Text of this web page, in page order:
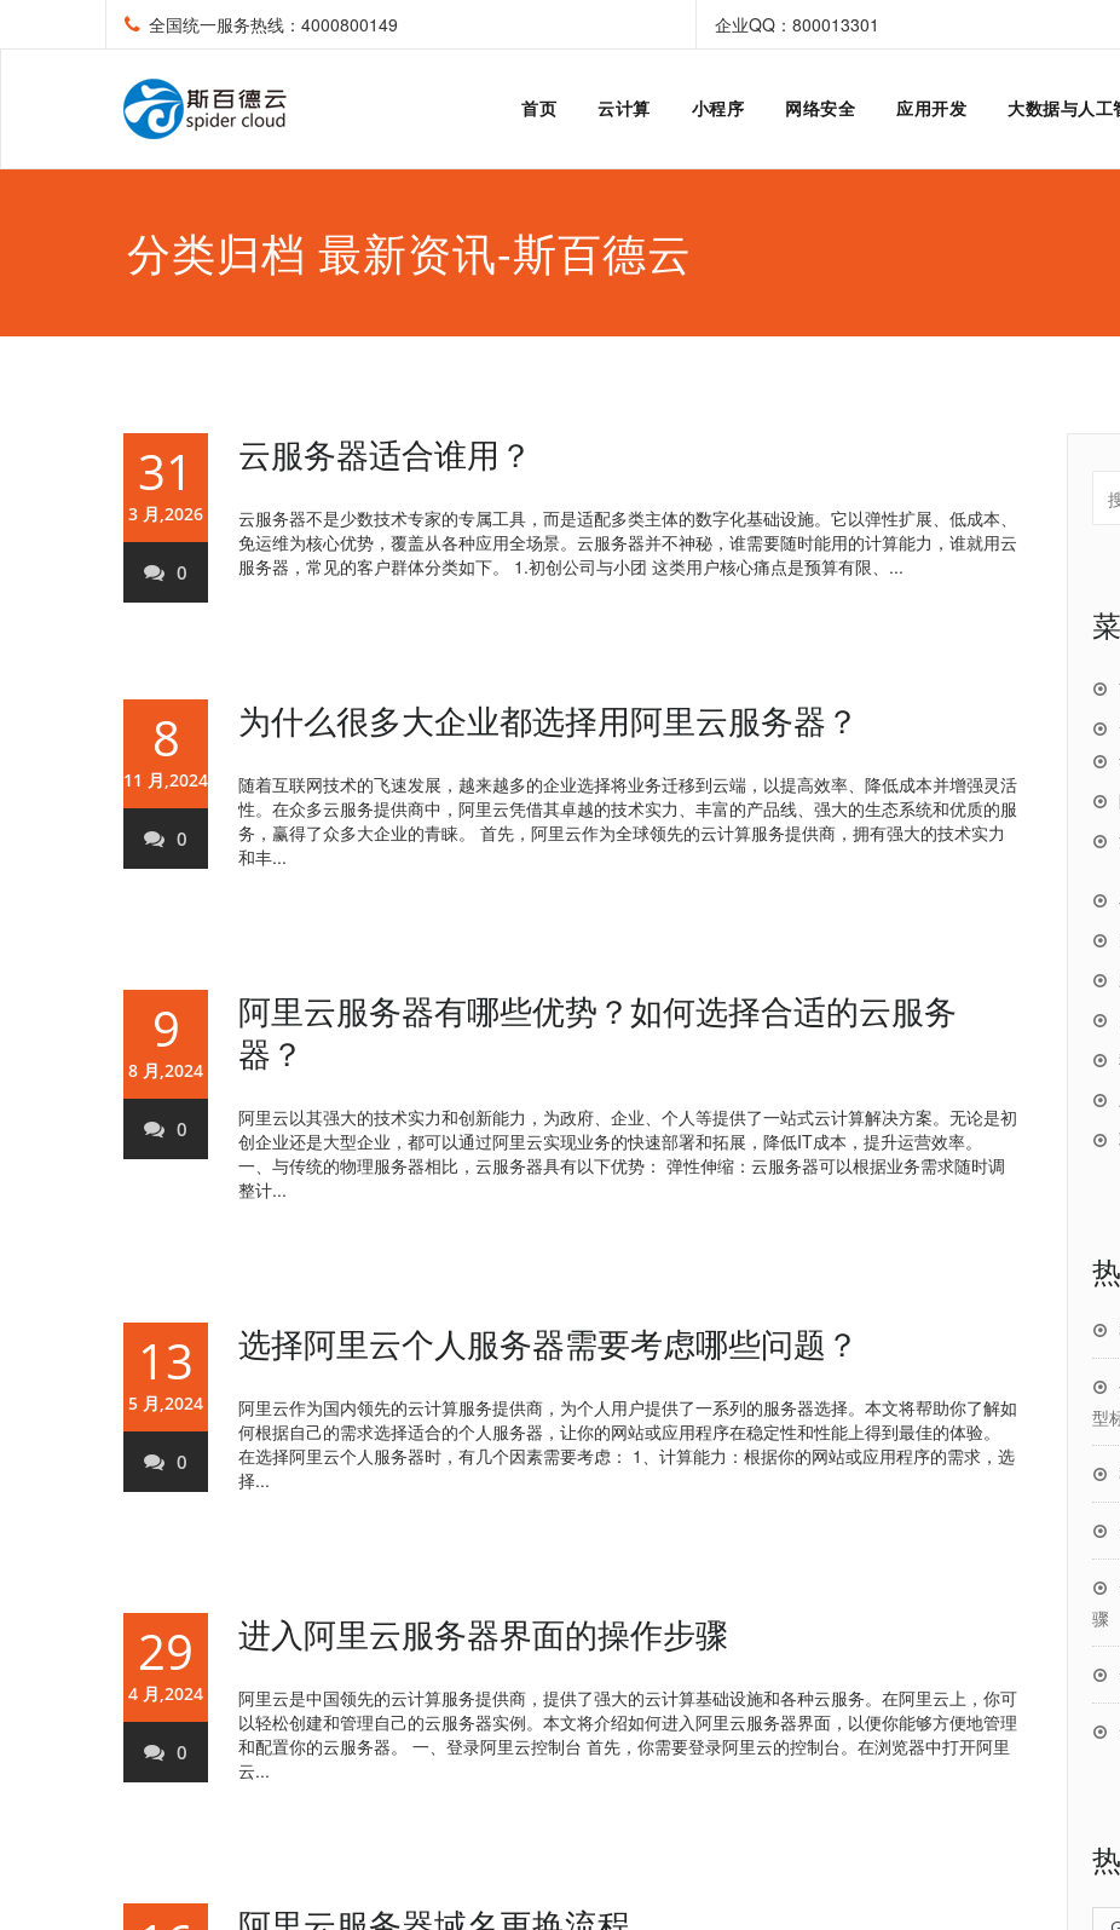
全国统一服务热线：4000800149 企业QQ：800013301
首页 云计算 小程序 网络安全 应用开发 大数据与人工
分类归档 最新资讯-斯百德云
31
3 月,2026
0
云服务器适合谁用？
云服务器不是少数技术专家的专属工具，而是适配多类主体的数字化基础设施。它以弹性扩展、低成本、
免运维为核心优势，覆盖从各种应用全场景。云服务器并不神秘，谁需要随时能用的计算能力，谁就用云
服务器，常见的客户群体分类如下。 1.初创公司与小团 这类用户核心痛点是预算有限、...
8
11 月,2024
0
为什么很多大企业都选择用阿里云服务器？
随着互联网技术的飞速发展，越来越多的企业选择将业务迁移到云端，以提高效率、降低成本并增强灵活
性。在众多云服务提供商中，阿里云凭借其卓越的技术实力、丰富的产品线、强大的生态系统和优质的服
务，赢得了众多大企业的青睐。 首先，阿里云作为全球领先的云计算服务提供商，拥有强大的技术实力
和丰...
9
8 月,2024
0
阿里云服务器有哪些优势？如何选择合适的云服务
器？
阿里云以其强大的技术实力和创新能力，为政府、企业、个人等提供了一站式云计算解决方案。无论是初
创企业还是大型企业，都可以通过阿里云实现业务的快速部署和拓展，降低IT成本，提升运营效率。
一、与传统的物理服务器相比，云服务器具有以下优势： 弹性伸缩：云服务器可以根据业务需求随时调
整计...
13
5 月,2024
0
选择阿里云个人服务器需要考虑哪些问题？
阿里云作为国内领先的云计算服务提供商，为个人用户提供了一系列的服务器选择。本文将帮助你了解如
何根据自己的需求选择适合的个人服务器，让你的网站或应用程序在稳定性和性能上得到最佳的体验。
在选择阿里云个人服务器时，有几个因素需要考虑： 1、计算能力：根据你的网站或应用程序的需求，选
择...
29
4 月,2024
0
进入阿里云服务器界面的操作步骤
阿里云是中国领先的云计算服务提供商，提供了强大的云计算基础设施和各种云服务。在阿里云上，你可
以轻松创建和管理自己的云服务器实例。本文将介绍如何进入阿里云服务器界面，以便你能够方便地管理
和配置你的云服务器。 一、登录阿里云控制台 首先，你需要登录阿里云的控制台。在浏览器中打开阿里
云...
型
骤